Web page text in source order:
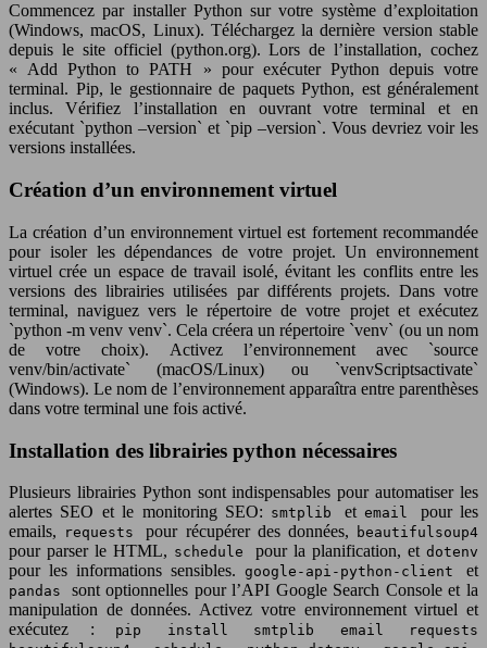
Commencez par installer Python sur votre système d’exploitation
(Windows, macOS, Linux). Téléchargez la dernière version stable
depuis le site officiel (python.org). Lors de l’installation, cochez
« Add Python to PATH » pour exécuter Python depuis votre
terminal. Pip, le gestionnaire de paquets Python, est généralement
inclus. Vérifiez l’installation en ouvrant votre terminal et en
exécutant `python –version` et `pip –version`. Vous devriez voir les
versions installées.
Création d’un environnement virtuel
La création d’un environnement virtuel est fortement recommandée
pour isoler les dépendances de votre projet. Un environnement
virtuel crée un espace de travail isolé, évitant les conflits entre les
versions des librairies utilisées par différents projets. Dans votre
terminal, naviguez vers le répertoire de votre projet et exécutez
`python -m venv venv`. Cela créera un répertoire `venv` (ou un nom
de votre choix). Activez l’environnement avec `source
venv/bin/activate` (macOS/Linux) ou `venvScriptsactivate`
(Windows). Le nom de l’environnement apparaîtra entre parenthèses
dans votre terminal une fois activé.
Installation des librairies python nécessaires
Plusieurs librairies Python sont indispensables pour automatiser les
alertes SEO et le monitoring SEO: smtplib etemail pour les
emails,
requestspour récupérer des données, beautifulsoup4
pour parser le HTML, schedule pour la planification, etdotenv
pour les informations sensibles. google-api-python-client et
pandas sont optionnelles pour l’API Google Search Console et la
manipulation de données. Activez votre environnement virtuel et
exécutez :
pip install smtplib email requests